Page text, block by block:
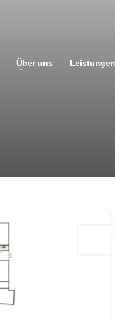
Über uns Leistungen